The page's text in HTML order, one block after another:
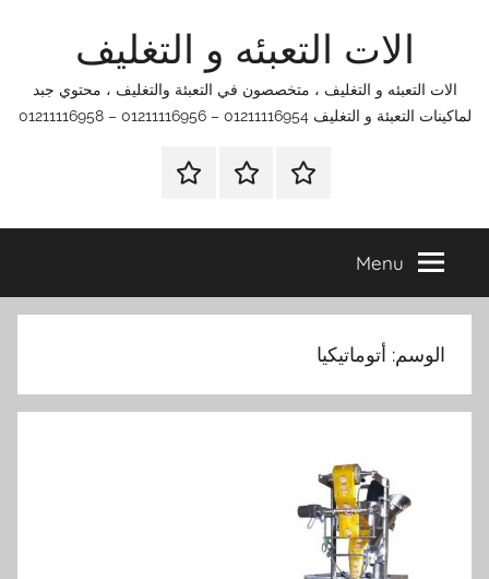
الات التعبئه و التغليف
الات التعبئه و التغليف ، متخصصون في التعبئة والتغليف ، محتوي جبد
لماكينات التعبئة و التغليف 01211116954 – 01211116956 – 01211116958
الرئيسيةاتصل
اتـصـل
في
التي
Menu
الوسم: أتوماتيكيا